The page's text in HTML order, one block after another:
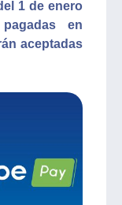
1 de enero
en
aceptadas